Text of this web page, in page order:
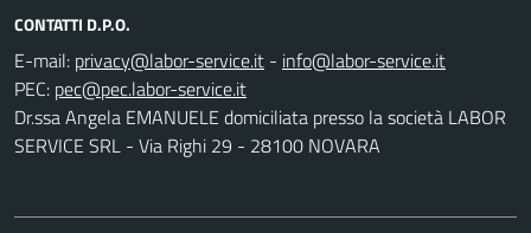
CONTATTI D.P.O.
E-mail:
-
PEC:
Dr.ssa Angela EMANUELE domiciliata presso la società LABOR
SERVICE SRL - Via Righi 29 - 28100 NOVARA